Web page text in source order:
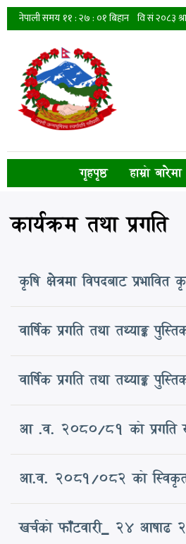
Skip
गृहपृष्ठ हाम्रो बारेमा
कार्यक्रम तथा प्रगति
कृषि क्षेत्रमा विपदबाट
वार्षिक प्रगति तथा तथ्याङ्क
वार्षिक प्रगति तथा तथ्याङ्क
आ .व. २०८०/८१ को प्रगति
आ.व. 2081/082 को स्विकृत
खर्चको फाँटवारी_ 24 आषाढ